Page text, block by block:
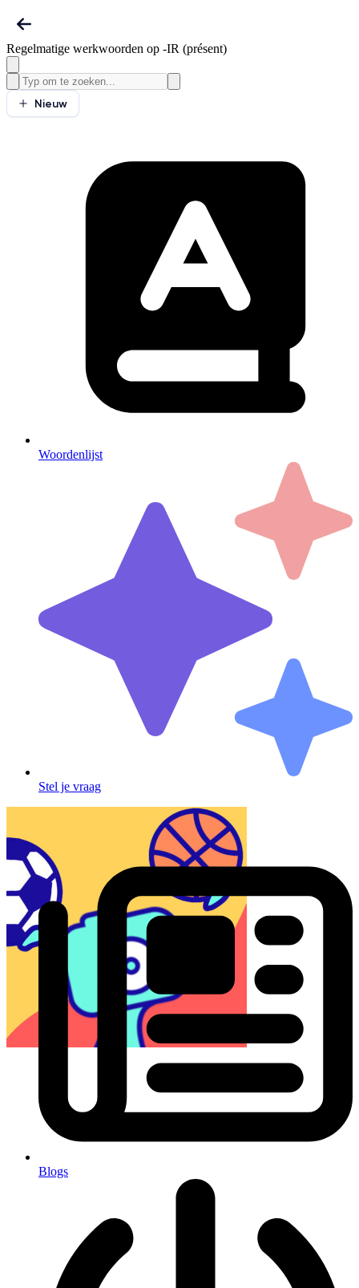
Regelmatige werkwoorden op -IR (présent)
Nieuw
Woordenlijst
Stel je vraag
Blogs